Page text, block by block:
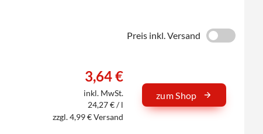
Preis inkl. Versand
3,64 €
inkl. MwSt.
24,27 € / l
zzgl. 4,99 € Versand
zum Shop